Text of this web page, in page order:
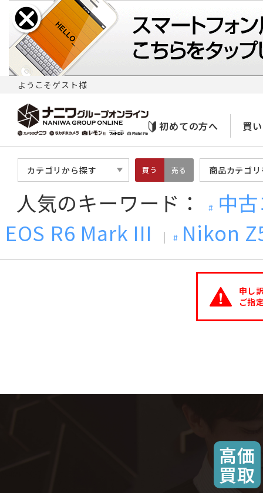
ようこそゲスト様
初めての方へ 買
カテゴリから探す 買う 売る 商品カテゴ
人気のキーワード：
中
EOS R6 Mark III
Nikon
申し
ご指
高価
買取